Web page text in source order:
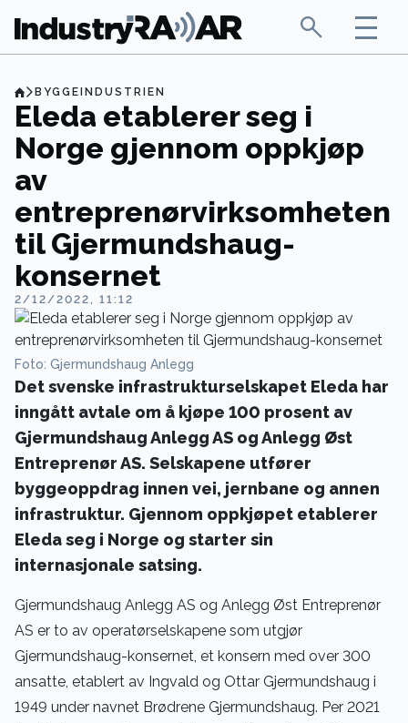
BYGGEINDUSTRIEN
Eleda etablerer seg i
Norge gjennom oppkjøp
av
entreprenørvirksomheten
til Gjermundshaug-
konsernet
2/12/2022, 11:12
Foto: Gjermundshaug Anlegg
Det svenske infrastrukturselskapet Eleda har
inngått avtale om å kjøpe 100 prosent av
Gjermundshaug Anlegg AS og Anlegg Øst
Entreprenør AS. Selskapene utfører
byggeoppdrag innen vei, jernbane og annen
infrastruktur. Gjennom oppkjøpet etablerer
Eleda seg i Norge og starter sin
internasjonale satsing.
Gjermundshaug Anlegg AS og Anlegg Øst Entreprenør
AS er to av operatørselskapene som utgjør
Gjermundshaug-konsernet, et konsern med over 300
ansatte, etablert av Ingvald og Ottar Gjermundshaug i
1949 under navnet Brødrene Gjermundshaug. Per 2021